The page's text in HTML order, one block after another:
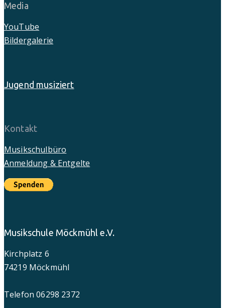
Media
YouTube
Bildergalerie
Jugend musiziert
Kontakt
Musikschulbüro
Anmeldung & Entgelte
Musikschule Möckmühl e.V.
Kirchplatz 6
74219 Möckmühl
Telefon 06298 2372